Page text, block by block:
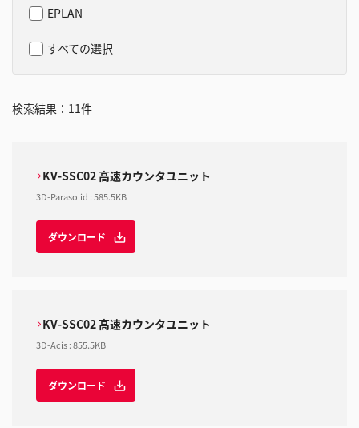
EPLAN
すべての選択
検索結果： 11件
KV-SSC02 高速カウンタユニット
3D-Parasolid :585.5KB
ダウンロード
KV-SSC02 高速カウンタユニット
3D-Acis:855.5KB
ダウンロード